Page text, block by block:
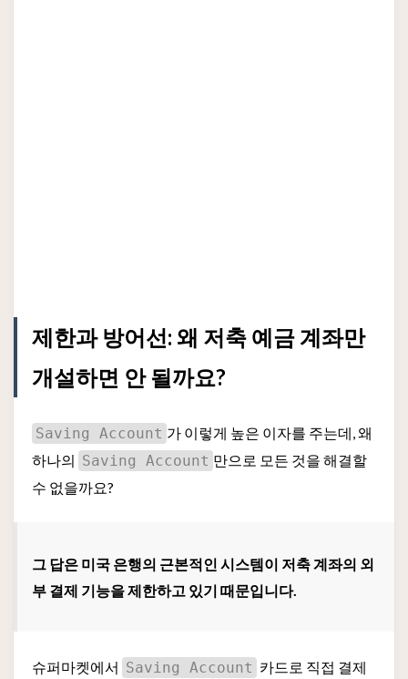
제한과 방어선: 왜 저축 예금 계좌만
개설하면 안 될까요?
Saving Account 가 이렇게 높은 이자를 주는데, 왜
하나의 Saving Account 만으로 모든 것을 해결할
수 없을까요?
그 답은 미국 은행의 근본적인 시스템이 저축 계좌의 외
부 결제 기능을 제한하고 있기 때문입니다.
슈퍼마켓에서 Saving Account 카드로 직접 결제